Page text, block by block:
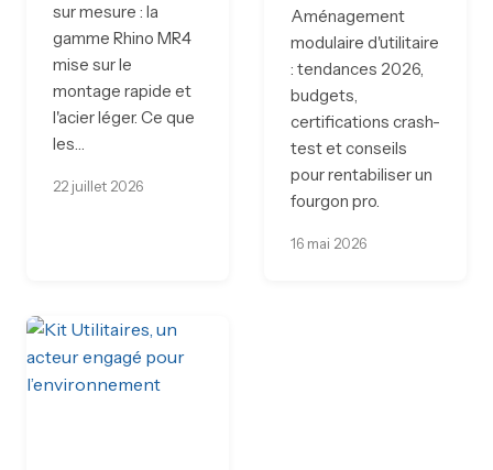
sur mesure : la
gamme Rhino MR4
mise sur le
montage rapide et
l'acier léger. Ce que
les…
22 juillet 2026
Aménagement
modulaire d'utilitaire
: tendances 2026,
budgets,
certifications crash-
test et conseils
pour rentabiliser un
fourgon pro.
16 mai 2026